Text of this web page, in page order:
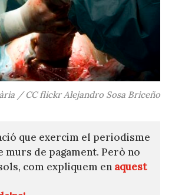
/ CC flickr Alejandro Sosa Briceño
que exercim el periodisme
murs de pagament. Però no
com expliquem en aquest